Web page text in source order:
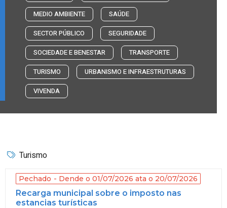
MEDIO AMBIENTE
SAÚDE
SECTOR PÚBLICO
SEGURIDADE
SOCIEDADE E BENESTAR
TRANSPORTE
TURISMO
URBANISMO E INFRAESTRUTURAS
VIVENDA
Turismo
Pechado Dende o 01/07/2026 ata o 20/07/2026
Recarga municipal sobre o imposto nas
estancias turísticas